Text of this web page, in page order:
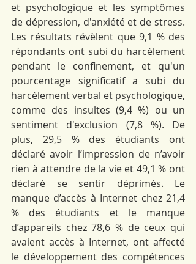
et psychologique et les symptômes
de dépression, d'anxiété et de stress.
Les résultats révèlent que 9,1 % des
répondants ont subi du harcèlement
pendant le confinement, et qu'un
pourcentage significatif a subi du
harcèlement verbal et psychologique,
comme des insultes (9,4 %) ou un
sentiment d'exclusion (7,8 %). De
plus, 29,5 % des étudiants ont
déclaré avoir l’impression de n’avoir
rien à attendre de la vie et 49,1 % ont
déclaré se sentir déprimés. Le
manque d’accès à Internet chez 21,4
% des étudiants et le manque
d’appareils chez 78,6 % de ceux qui
avaient accès à Internet, ont affecté
le développement des compétences